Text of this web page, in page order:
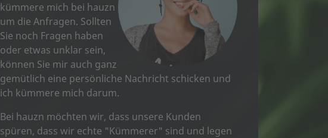
kümmere mich bei hauzn
um die Anfragen. Sollten
Sie noch Fragen haben
oder etwas unklar sein,
können Sie mir auch ganz
gemütlich eine persönliche Nachricht schicken und
ich kümmere mich darum.
Bei hauzn möchten wir, dass unsere Kunden
spüren, dass wir echte "Kümmerer" sind und legen